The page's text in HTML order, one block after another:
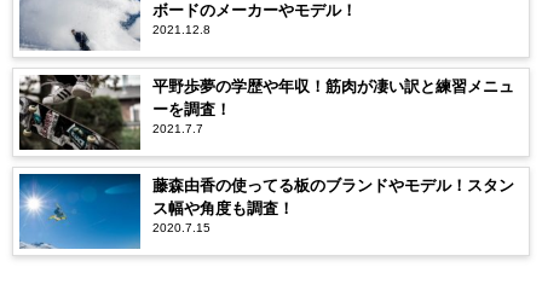
ボードのメーカーやモデル！
2021.12.8
平野歩夢の学歴や年収！筋肉が凄い訳と練習メニュ
ーを調査！
2021.7.7
藤森由香の使ってる板のブランドやモデル！スタン
ス幅や角度も調査！
2020.7.15